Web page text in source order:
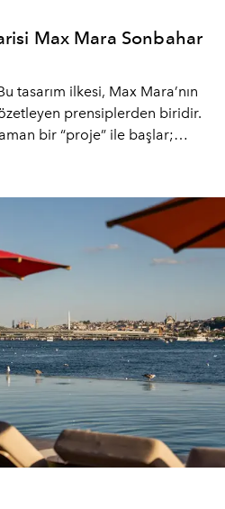
Max Mara Sonbahar
tasarım ilkesi, Max Mara’nın
prensiplerden biridir.
bir “proje” ile başlar;
dönüştürmek.